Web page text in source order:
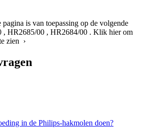
is van toepassing op de volgende
, HR2685/00 , HR2684/00 . Klik hier om
zien ›
in de Philips-hakmolen doen?